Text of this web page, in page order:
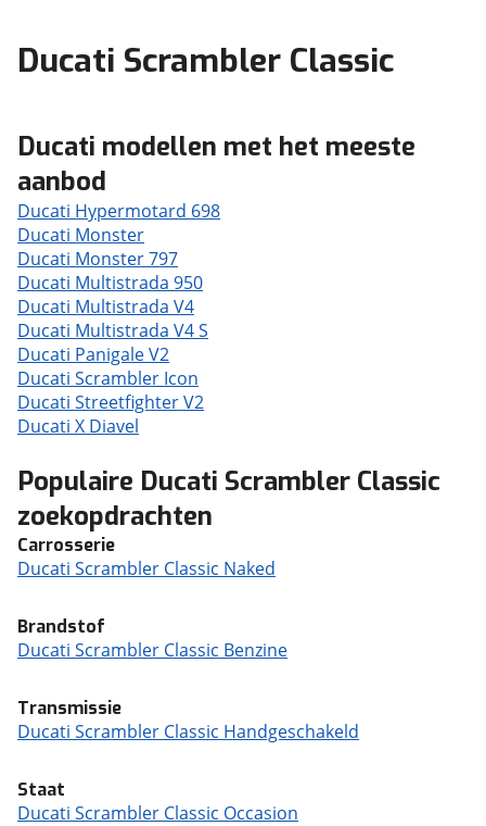
Ducati Scrambler Classic
Ducati modellen met het meeste
aanbod
Ducati Hypermotard 698
Ducati Monster
Ducati Monster 797
Ducati Multistrada 950
Ducati Multistrada V4
Ducati Multistrada V4 S
Ducati Panigale V2
Ducati Scrambler Icon
Ducati Streetfighter V2
Ducati X Diavel
Populaire Ducati Scrambler Classic
zoekopdrachten
Carrosserie
Ducati Scrambler Classic Naked
Brandstof
Ducati Scrambler Classic Benzine
Transmissie
Ducati Scrambler Classic Handgeschakeld
Staat
Ducati Scrambler Classic Occasion